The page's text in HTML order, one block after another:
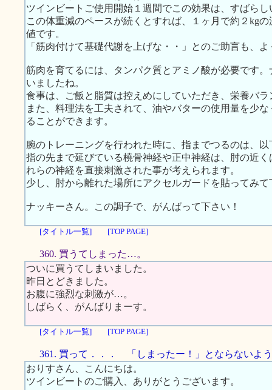
ツインビートご使用開始１週間でこの効果は、すばらし
この体重減のペースが続くとすれば、１ヶ月で約２kg
値です。
「筋肉付けて基礎代謝を上げな・・」とのご助言も、
筋肉を育てるには、タンパク質とアミノ酸が必要です
いましたね。
食事は、ご飯と脂質は控えめにしていただき、栄養バ
また、料理法を工夫されて、油やバターの使用量を少
ることができます。
腕のトレーニングを行われた時に、指までつるのは、
指の先まで延びている橈骨神経や正中神経は、肘の近
れらの神経を直接刺激された事が考えられます。
少し、肘から離れた場所にアクセルガードを貼ってみて
ナッキーさん。この調子で、がんばって下さい！
[タイトル一覧] [TOP PAGE]
360. 買うてしまった…。
ついに買うてしまいました。
昨日とどきました。
お腹に強烈な刺激が…。
しばらく、がんばりまーす。
[タイトル一覧] [TOP PAGE]
361. 買って．．． 「しまったー！」とならないよ
おりすさん、こんにちは。
ツインビートのご購入、ありがとうございます。